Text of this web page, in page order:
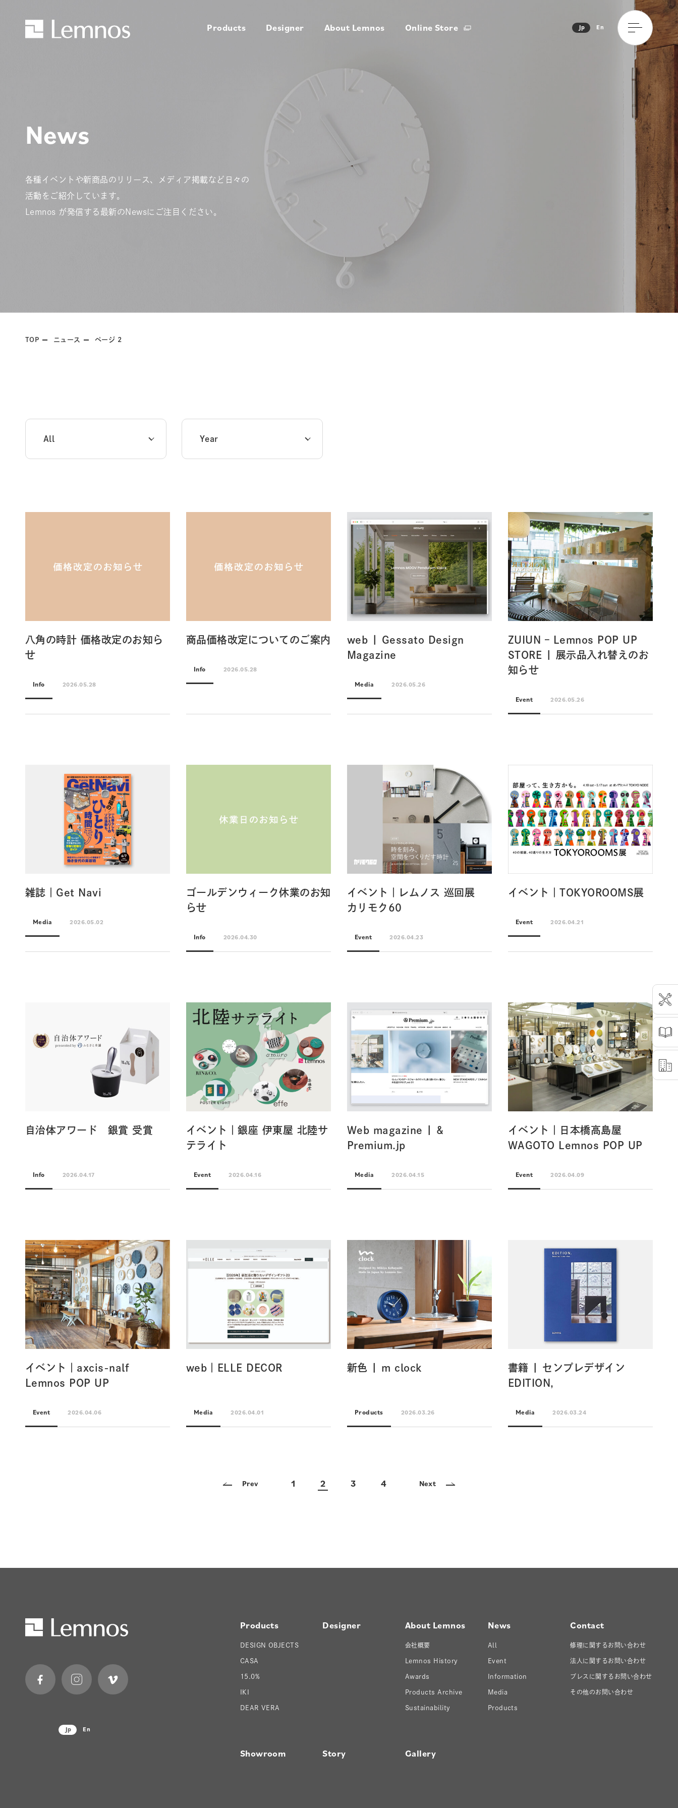
Products Designer About Lemnos Online Store Jp En
News
各種イベントや新商品のリリース、メディア掲載など日々の
活動をご紹介しています。
Lemnos が発信する最新のNewsにご注目ください。
TOP ニュース ページ 2
All Year
八角の時計 価格改定のお知ら
せ
Info 2026.05.28
商品価格改定についてのご案内
Info 2026.05.28
web | Gessato Design
Magazine
Media 2026.05.26
ZUIUN – Lemnos POP UP
STORE | 展示品入れ替えのお
知らせ
Event 2026.05.26
雑誌｜Get Navi
Media 2026.05.02
ゴールデンウィーク休業のお知
らせ
Info 2026.04.30
イベント｜レムノス 巡回展
カリモク60
Event 2026.04.23
イベント｜TOKYOROOMS展
Event 2026.04.21
自治体アワード 銀賞 受賞
Info 2026.04.17
イベント｜銀座 伊東屋 北陸サ
テライト
Event 2026.04.16
Web magazine | &
Premium.jp
Media 2026.04.15
イベント｜日本橋高島屋
WAGOTO Lemnos POP UP
Event 2026.04.09
イベント｜axcis-nalf
Lemnos POP UP
Event 2026.04.06
web｜ELLE DECOR
Media 2026.04.01
新色 | m clock
Products 2026.03.26
書籍 | センプレデザイン
EDITION,
Media 2026.03.24
Prev 1 2 3 4 Next
Jp En
Products
DESIGN OBJECTS
CASA
15.0%
IKI
DEAR VERA
Designer About Lemnos
会社概要
Lemnos History
Awards
Products Archive
Sustainability
News
All
Event
Information
Media
Products
Contact
修理に関するお問い合わせ
法人に関するお問い合わせ
プレスに関するお問い合わせ
その他のお問い合わせ
Showroom Story Gallery